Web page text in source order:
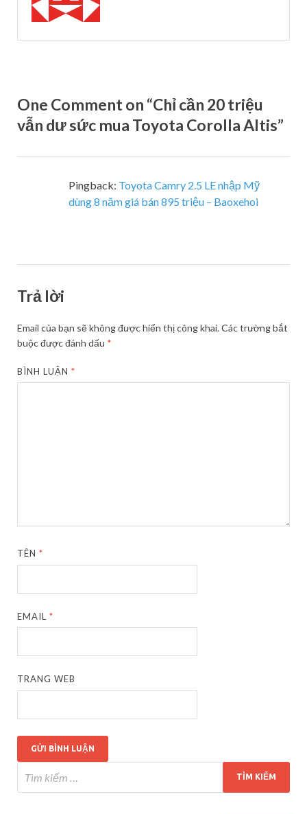
One Comment on “Chỉ cần 20 triệu
vẫn dư sức mua Toyota Corolla Altis”
Pingback: Toyota Camry 2.5 LE nhập Mỹ
dùng 8 năm giá bán 895 triệu – Baoxehoi
Trả lời
Email của bạn sẽ không được hiển thị công khai.Các trường bắt
buộc được đánh dấu *
BÌNH LUẬN*
TÊN*
EMAIL*
TRANG WEB